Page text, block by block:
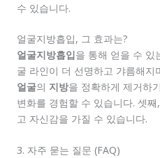
수 있습니다.
얼굴지방흡입, 그 효과는?
얼굴지방흡입을 통해 얻을 수 있
굴 라인이 더 선명하고 갸름해
얼굴의 지방을 정확하게 제거하
변화를 경험할 수 있습니다. 셋
고 자신감을 가질 수 있습니다.
3. 자주 묻는 질문 (FAQ)